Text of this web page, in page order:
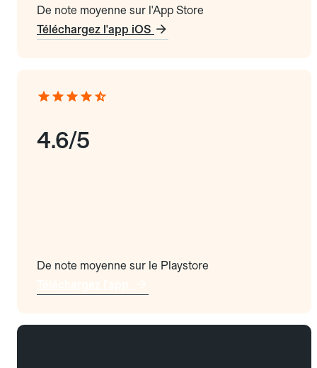
De note moyenne sur l'App Store
Téléchargez l'app iOS
4.6/5
De note moyenne sur le Playstore